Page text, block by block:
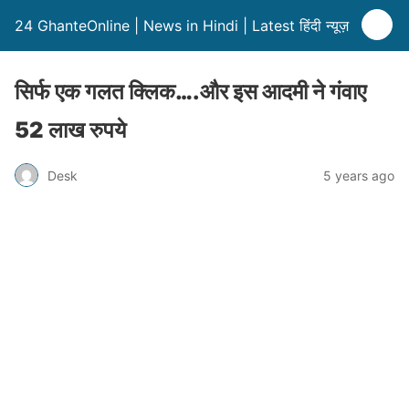
24 GhanteOnline | News in Hindi | Latest हिंदी न्यूज़
सिर्फ एक गलत क्लिक….और इस आदमी ने गंवाए
52 लाख रुपये
Desk 5 years ago